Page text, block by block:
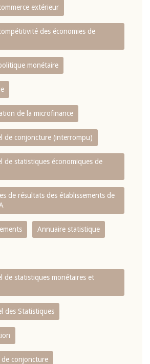
extérieur
des économies de
monétaire
de la microfinance
de conjoncture (interrompu)
de statistiques économiques de
de résultats des établissements de
Annuaire statistique
de statistiques monétaires et
des Statistiques
de conjoncture